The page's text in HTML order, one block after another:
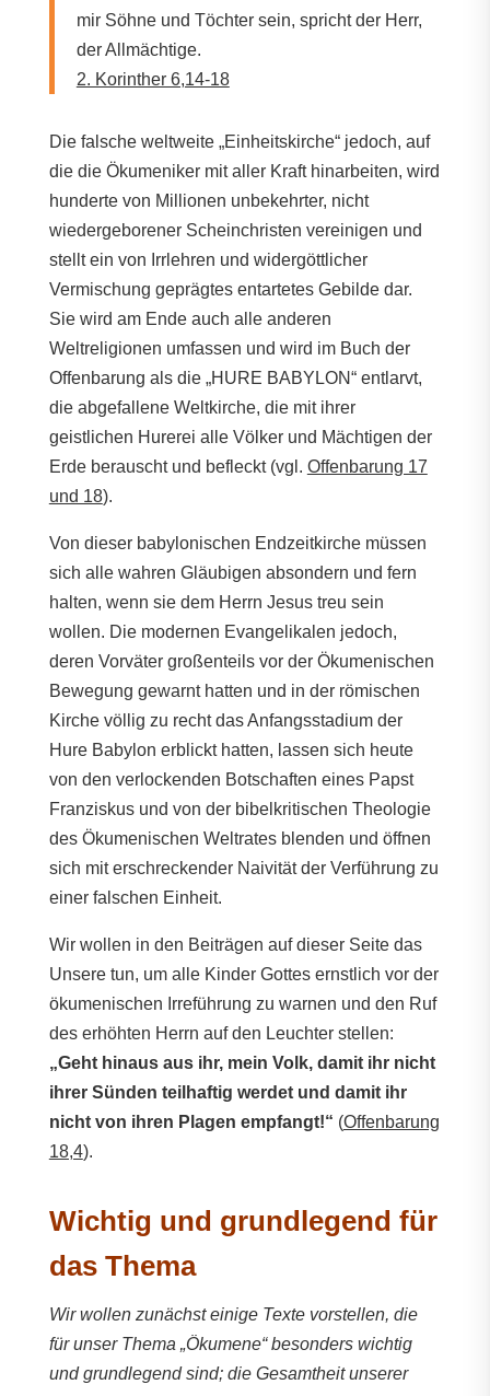
mir Söhne und Töchter sein, spricht der Herr,
der Allmächtige.
2. Korinther 6,14-18
Die falsche weltweite „Einheitskirche“ jedoch, auf
die die Ökumeniker mit aller Kraft hinarbeiten, wird
hunderte von Millionen unbekehrter, nicht
wiedergeborener Scheinchristen vereinigen und
stellt ein von Irrlehren und widergöttlicher
Vermischung geprägtes entartetes Gebilde dar.
Sie wird am Ende auch alle anderen
Weltreligionen umfassen und wird im Buch der
Offenbarung als die „HURE BABYLON“ entlarvt,
die abgefallene Weltkirche, die mit ihrer
geistlichen Hurerei alle Völker und Mächtigen der
Erde berauscht und befleckt (vgl. Offenbarung 17
und 18).
Von dieser babylonischen Endzeitkirche müssen
sich alle wahren Gläubigen absondern und fern
halten, wenn sie dem Herrn Jesus treu sein
wollen. Die modernen Evangelikalen jedoch,
deren Vorväter großenteils vor der Ökumenischen
Bewegung gewarnt hatten und in der römischen
Kirche völlig zu recht das Anfangsstadium der
Hure Babylon erblickt hatten, lassen sich heute
von den verlockenden Botschaften eines Papst
Franziskus und von der bibelkritischen Theologie
des Ökumenischen Weltrates blenden und öffnen
sich mit erschreckender Naivität der Verführung zu
einer falschen Einheit.
Wir wollen in den Beiträgen auf dieser Seite das
Unsere tun, um alle Kinder Gottes ernstlich vor der
ökumenischen Irreführung zu warnen und den Ruf
des erhöhten Herrn auf den Leuchter stellen:
„Geht hinaus aus ihr, mein Volk, damit ihr nicht
ihrer Sünden teilhaftig werdet und damit ihr
nicht von ihren Plagen empfangt!“ (Offenbarung
18,4).
Wichtig und grundlegend für
das Thema
Wir wollen zunächst einige Texte vorstellen, die
für unser Thema „Ökumene“ besonders wichtig
und grundlegend sind; die Gesamtheit unserer